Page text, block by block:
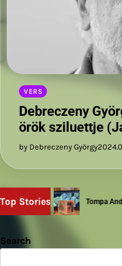
VERS
Debreczeny
örök sziluettje
by Debreczeny György
Top Stories Tompa
Search